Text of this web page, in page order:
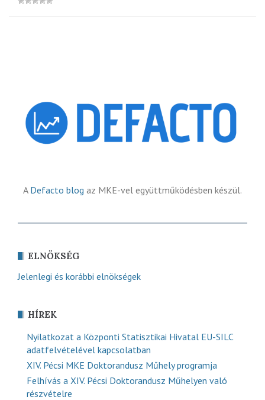
A Defacto blog az MKE-vel együttműködésben készül.
ELNÖKSÉG
Jelenlegi és korábbi elnökségek
HÍREK
Nyilatkozat a Központi Statisztikai Hivatal EU-SILC
adatfelvételével kapcsolatban
XIV. Pécsi MKE Doktorandusz Műhely programja
Felhívás a XIV. Pécsi Doktorandusz Műhelyen való
részvételre